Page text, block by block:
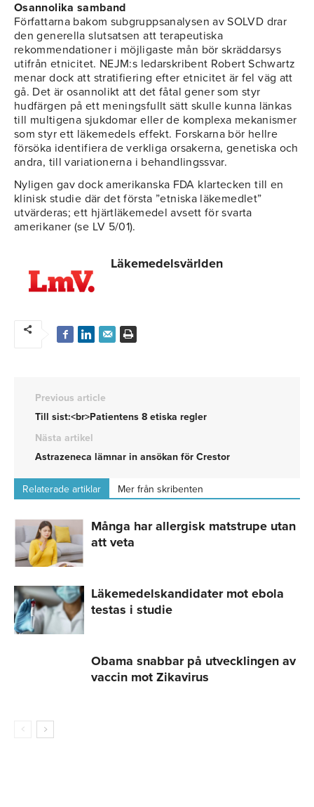
Osannolika samband
Författarna bakom subgruppsanalysen av SOLVD drar
den generella slutsatsen att terapeutiska
rekommendationer i möjligaste mån bör skräddarsys
utifrån etnicitet. NEJM:s ledarskribent Robert Schwartz
menar dock att stratifiering efter etnicitet är fel väg att
gå. Det är osannolikt att det fåtal gener som styr
hudfärgen på ett meningsfullt sätt skulle kunna länkas
till multigena sjukdomar eller de komplexa mekanismer
som styr ett läkemedels effekt. Forskarna bör hellre
försöka identifiera de verkliga orsakerna, genetiska och
andra, till variationerna i behandlingssvar.
Nyligen gav dock amerikanska FDA klartecken till en
klinisk studie där det första ”etniska läkemedlet”
utvärderas; ett hjärtläkemedel avsett för svarta
amerikaner (se LV 5/01).
Läkemedelsvärlden
Previous article
Till sist:<br>Patientens 8 etiska regler
Nästa artikel
Astrazeneca lämnar in ansökan för Crestor
Relaterade artiklar Mer från skribenten
Många har allergisk matstrupe utan
att veta
Läkemedelskandidater mot ebola
testas i studie
Obama snabbar på utvecklingen av
vaccin mot Zikavirus